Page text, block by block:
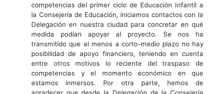
competencias del primer ciclo de Educación Infantil a
la Consejería de Educación, iniciamos contactos con la
Delegación en nuestra ciudad para concretar en qué
medida podían apoyar al proyecto. Se nos ha
transmitido que al menos a corto-medio plazo no hay
posibilidad de apoyo financiero, teniendo en cuenta
entre otros motivos lo reciente del traspaso de
competencias y el momento económico en que
estamos inmersos. Por otra parte, hemos de